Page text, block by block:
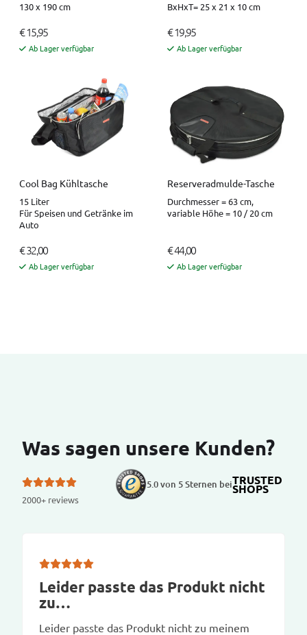
130 x 190 cm
€ 15,95
Ab Lager verfügbar
BxHxT= 25 x 21 x 10 cm
€ 19,95
Ab Lager verfügbar
Cool Bag Kühltasche
15 Liter
Für Speisen und Getränke im
Auto
€ 32,00
Ab Lager verfügbar
Reserveradmulde-Tasche
Durchmesser = 63 cm,
variable Höhe = 10 / 20 cm
€ 44,00
Ab Lager verfügbar
Was sagen unsere Kunden?
2000+ reviews
5.0 von 5 Sternen beiTRUSTED
SHOPS
Leider passte das Produkt nicht
zu…
Leider passte das Produkt nicht zu meinem